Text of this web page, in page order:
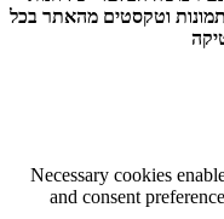
וטקסטים מהאתר בכל
Necessary cookies
and consent